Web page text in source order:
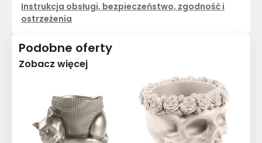
Instrukcja obsługi, bezpieczeństwo, zgodność i
ostrzeżenia
Podobne oferty
Zobacz więcej